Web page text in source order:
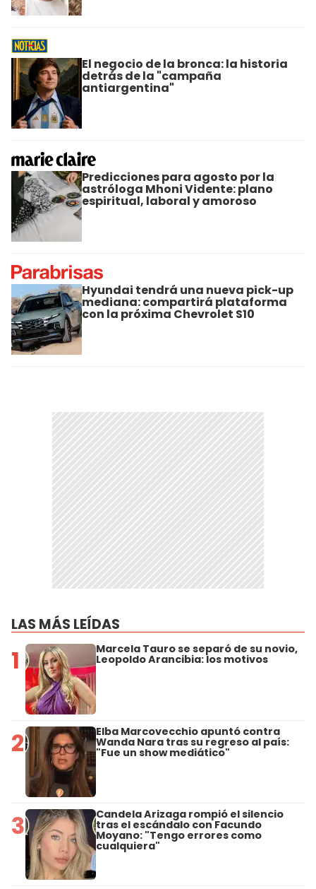
El negocio de la bronca: la historia
detrás de la "campaña
antiargentina"
Predicciones para agosto por la
astróloga Mhoni Vidente: plano
espiritual, laboral y amoroso
Hyundai tendrá una nueva pick-up
mediana: compartirá plataforma
con la próxima Chevrolet S10
LAS MÁS LEÍDAS
1 Marcela Tauro se separó de su novio,
Leopoldo Arancibia: los motivos
2 Elba Marcovecchio apuntó contra
Wanda Nara tras su regreso al país:
"Fue un show mediático"
3 Candela Arizaga rompió el silencio
tras el escándalo con Facundo
Moyano: "Tengo errores como
cualquiera"